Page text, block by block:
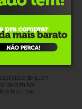
de quem
ou eliminar
site ou que